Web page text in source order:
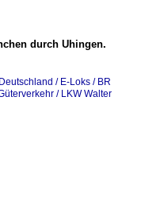
durch Uhingen.
Deutschland / E-Loks / BR
/ LKW Walter